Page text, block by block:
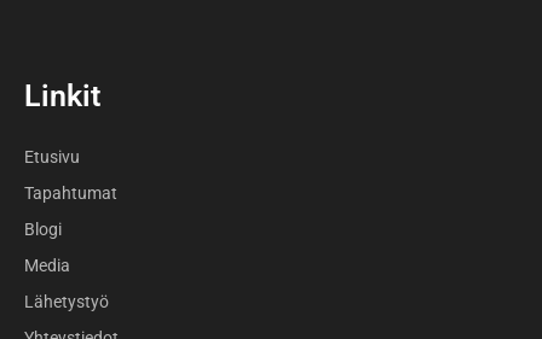
Linkit
Etusivu
Tapahtumat
Blogi
Media
Lähetystyö